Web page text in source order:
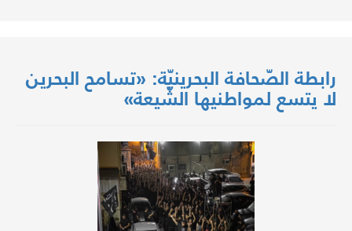
رابطة الصّحافة البحرينيّة: «تسامح البحرين
لا يتسع لمواطنيها الشّيعة»